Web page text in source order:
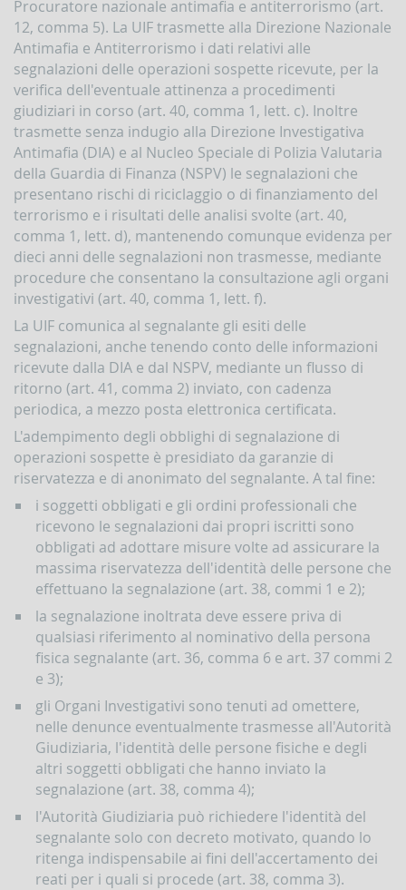
Procuratore nazionale antimafia e antiterrorismo (art.
12, comma 5). La UIF trasmette alla Direzione Nazionale
Antimafia e Antiterrorismo i dati relativi alle
segnalazioni delle operazioni sospette ricevute, per la
verifica dell'eventuale attinenza a procedimenti
giudiziari in corso (art. 40, comma 1, lett. c). Inoltre
trasmette senza indugio alla Direzione Investigativa
Antimafia (DIA) e al Nucleo Speciale di Polizia Valutaria
della Guardia di Finanza (NSPV) le segnalazioni che
presentano rischi di riciclaggio o di finanziamento del
terrorismo e i risultati delle analisi svolte (art. 40,
comma 1, lett. d), mantenendo comunque evidenza per
dieci anni delle segnalazioni non trasmesse, mediante
procedure che consentano la consultazione agli organi
investigativi (art. 40, comma 1, lett. f).
La UIF comunica al segnalante gli esiti delle
segnalazioni, anche tenendo conto delle informazioni
ricevute dalla DIA e dal NSPV, mediante un flusso di
ritorno (art. 41, comma 2) inviato, con cadenza
periodica, a mezzo posta elettronica certificata.
L'adempimento degli obblighi di segnalazione di
operazioni sospette è presidiato da garanzie di
riservatezza e di anonimato del segnalante. A tal fine:
i soggetti obbligati e gli ordini professionali che
ricevono le segnalazioni dai propri iscritti sono
obbligati ad adottare misure volte ad assicurare la
massima riservatezza dell'identità delle persone che
effettuano la segnalazione (art. 38, commi 1 e 2);
la segnalazione inoltrata deve essere priva di
qualsiasi riferimento al nominativo della persona
fisica segnalante (art. 36, comma 6 e art. 37 commi 2
e 3);
gli Organi Investigativi sono tenuti ad omettere,
nelle denunce eventualmente trasmesse all'Autorità
Giudiziaria, l'identità delle persone fisiche e degli
altri soggetti obbligati che hanno inviato la
segnalazione (art. 38, comma 4);
l'Autorità Giudiziaria può richiedere l'identità del
segnalante solo con decreto motivato, quando lo
ritenga indispensabile ai fini dell'accertamento dei
reati per i quali si procede (art. 38, comma 3).